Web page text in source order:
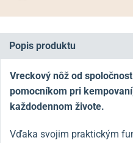
Popis produktu
Vreckový nôž od
pomocníkom pri
každodennom živote.
Vďaka svojim praktickým